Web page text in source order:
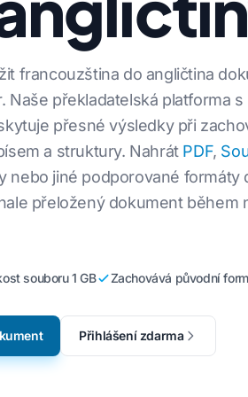
Přeložte
Přeložte
Přeložte
Překladač
Počet slov
.DOCX Word
Z angličtiny do korejštiny
Angličtina do arabštiny
Z angličtiny do turečtiny
Angličtina do indonéštiny
Angličtina do urdštiny
francouzština do angličtina
Naše překladatelská platforma s
přesné výsledky při
a struktury. Nahrát PDF,
nebo jiné podporované formáty
přeložený dokument během
souboru 1 GB Zachovává původní
Přihlášení zdarma